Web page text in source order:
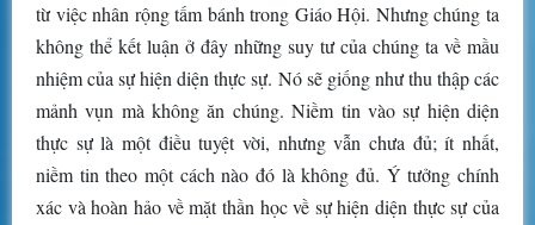
từ việc nhân rộng tấm bánh trong Giáo Hội. Nhưng chúng ta
không thể kết luận ở đây những suy tư của chúng ta về mầu
nhiệm của sự hiện diện thực sự. Nó sẽ giống như thu thập các
mảnh vụn mà không ăn chúng. Niềm tin vào sự hiện diện
thực sự là một điều tuyệt vời, nhưng vẫn chưa đủ; ít nhất,
niềm tin theo một cách nào đó là không đủ. Ý tưởng chính
xác và hoàn hảo về mặt thần học về sự hiện diện thực sự của